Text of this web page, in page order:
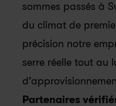
sommes passés à
du climat de
précision notre
serre réelle tout au
Partenaires